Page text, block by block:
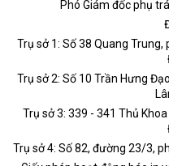
Phó Giám đốc phụ
Trụ sở 1: Số 38 Quang
Trụ sở 2: Số 10 Trần Hưng
Trụ sở 3: 339 - 341 Thủ
Trụ sở 4: Số 82, đường 23/3,